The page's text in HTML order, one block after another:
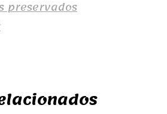
preservados